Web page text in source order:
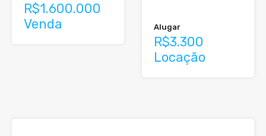
R$1.600.000
Venda
Alugar
R$3.300
Locação